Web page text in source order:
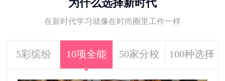
为什么选择新时代
在新时代学习就像在时尚圈里工作一样
5彩缤纷 10项全能 50家分校 100种选择